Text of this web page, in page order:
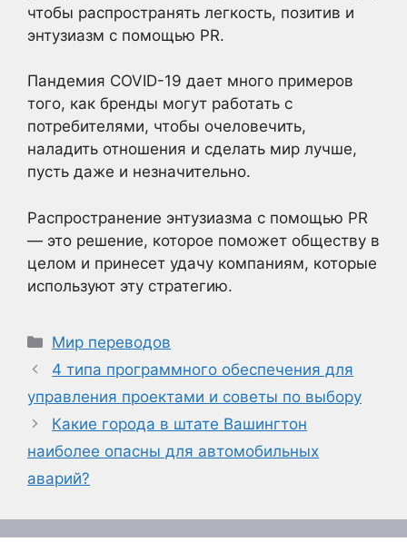
чтобы распространять легкость, позитив и
энтузиазм с помощью PR.
Пандемия COVID-19 дает много примеров
того, как бренды могут работать с
потребителями, чтобы очеловечить,
наладить отношения и сделать мир лучше,
пусть даже и незначительно.
Распространение энтузиазма с помощью PR
— это решение, которое поможет обществу в
целом и принесет удачу компаниям, которые
используют эту стратегию.
Рубрики
Мир переводов
4 типа программного обеспечения для
управления проектами и советы по выбору
Какие города в штате Вашингтон
наиболее опасны для автомобильных
аварий?